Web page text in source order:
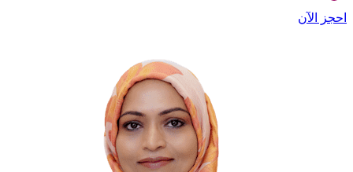
احجز الآن